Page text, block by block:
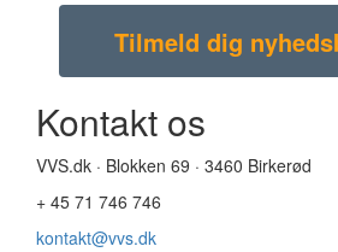
Kontakt os
VVS.dk · Blokken 69 · 3460 Birkerød
+ 45 71 746 746
kontakt@vvs.dk